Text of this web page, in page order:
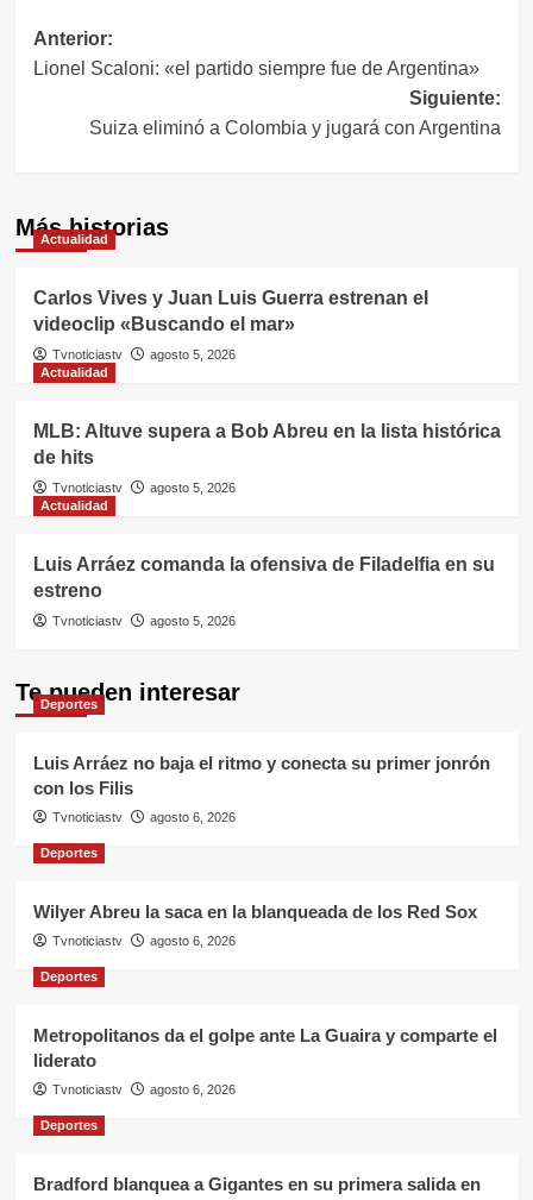
Navegación
de
entradas
Anterior:
Lionel Scaloni: «el partido siempre fue de Argentina»
Siguiente:
Suiza eliminó a Colombia y jugará con Argentina
Más historias
Actualidad
Carlos Vives y Juan Luis Guerra estrenan el
videoclip «Buscando el mar»
Tvnoticiastv
agosto 5, 2026
Actualidad
MLB: Altuve supera a Bob Abreu en la lista histórica
de hits
Tvnoticiastv
agosto 5, 2026
Actualidad
Luis Arráez comanda la ofensiva de Filadelfia en su
estreno
Tvnoticiastv agosto 5, 2026
Te pueden interesar
Deportes
Luis Arráez no baja el ritmo y conecta su primer jonrón
con los Filis
Tvnoticiastv agosto 6, 2026
Deportes
Wilyer Abreu la saca en la blanqueada de los Red Sox
Tvnoticiastv agosto 6, 2026
Deportes
Metropolitanos da el golpe ante La Guaira y comparte el
liderato
Tvnoticiastv agosto 6, 2026
Deportes
Bradford blanquea a Gigantes en su primera salida en